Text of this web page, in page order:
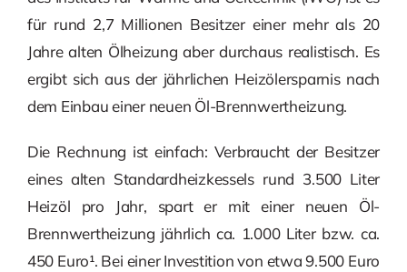
für rund 2,7 Millionen Besitzer einer mehr als 20
Jahre alten Ölheizung aber durchaus realistisch. Es
ergibt sich aus der jährlichen Heizölersparnis nach
dem Einbau einer neuen Öl-Brennwertheizung.
Die Rechnung ist einfach: Verbraucht der Besitzer
eines alten Standardheizkessels rund 3.500 Liter
Heizöl pro Jahr, spart er mit einer neuen Öl-
Brennwertheizung jährlich ca. 1.000 Liter bzw. ca.
450 Euro¹. Bei einer Investition von etwa 9.500 Euro